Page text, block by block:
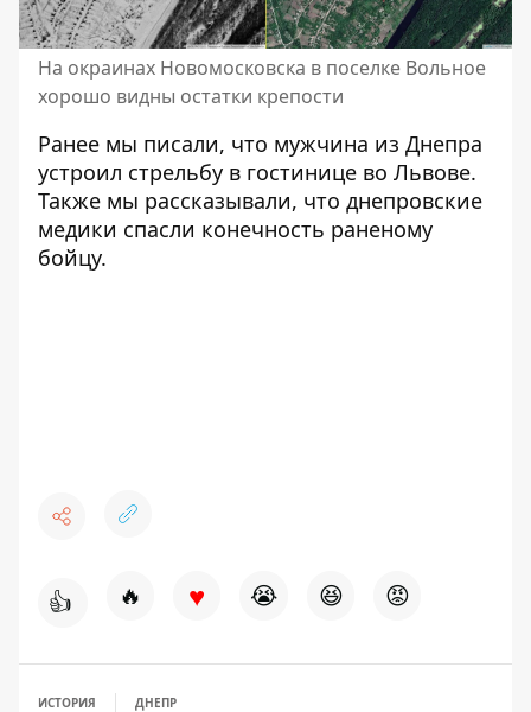
На окраинах Новомосковска в поселке Вольное
хорошо видны остатки крепости
Ранее мы писали, что мужчина из Днепра
устроил стрельбу в гостинице во Львове.
Также мы рассказывали, что днепровские
медики спасли конечность раненому
бойцу.
👍 🔥 ♥ 😭 😆 😡
ИСТОРИЯ ДНЕПР